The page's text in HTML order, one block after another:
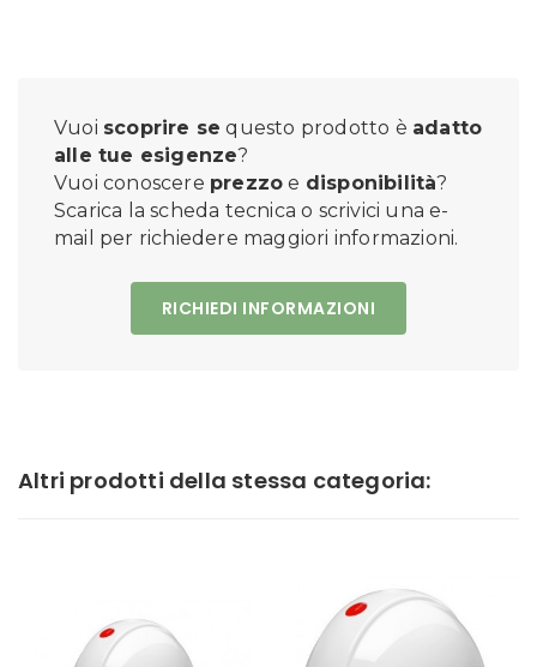
Vuoi scoprire se questo prodotto è adatto
alle tue esigenze?
Vuoi conoscere prezzo e disponibilità?
Scarica la scheda tecnica o scrivici una e-
mail per richiedere maggiori informazioni.
RICHIEDI INFORMAZIONI
Altri prodotti della stessa categoria: